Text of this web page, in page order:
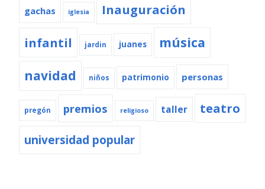
gachas iglesia
Inauguración
infantil
jardin juanes música
navidad niños patrimonio personas
pregón premios religioso taller teatro
universidad popular